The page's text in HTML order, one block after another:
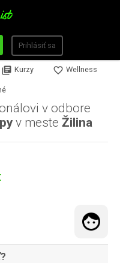
Prihlásiť sa
library_books Kurzy favorite_border Wellness
v odbore
v meste Žilina